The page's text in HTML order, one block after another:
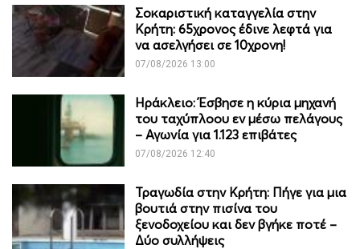
Σοκαριστική καταγγελία στην
Κρήτη: 65χρονος έδινε λεφτά για
να ασελγήσει σε 10χρονη!
07/08/2026 13:00
Ηράκλειο: Έσβησε η κύρια μηχανή
του ταχύπλοου εν μέσω πελάγους
– Αγωνία για 1.123 επιβάτες
07/08/2026 12:40
Τραγωδία στην Κρήτη: Πήγε για μια
βουτιά στην πισίνα του
ξενοδοχείου και δεν βγήκε ποτέ –
Δύο συλλήψεις